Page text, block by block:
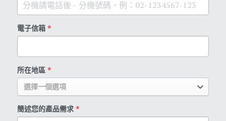
電子信箱*
所在地區*
選擇一個選項
簡述您的產品需求*